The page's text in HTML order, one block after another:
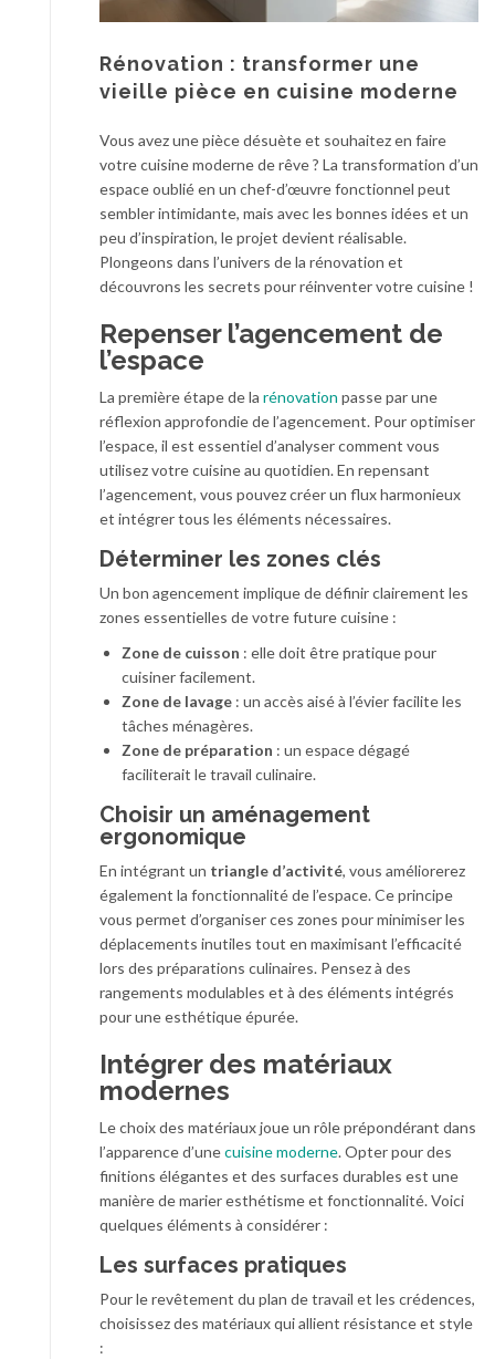
Rénovation : transformer une
vieille pièce en cuisine moderne
Vous avez une pièce désuète et souhaitez en faire
votre cuisine moderne de rêve ? La transformation d’un
espace oublié en un chef-d’œuvre fonctionnel peut
sembler intimidante, mais avec les bonnes idées et un
peu d’inspiration, le projet devient réalisable.
Plongeons dans l’univers de la rénovation et
découvrons les secrets pour réinventer votre cuisine !
Repenser l’agencement de
l’espace
La première étape de la rénovation passe par une
réflexion approfondie de l’agencement. Pour optimiser
l’espace, il est essentiel d’analyser comment vous
utilisez votre cuisine au quotidien. En repensant
l’agencement, vous pouvez créer un flux harmonieux
et intégrer tous les éléments nécessaires.
Déterminer les zones clés
Un bon agencement implique de définir clairement les
zones essentielles de votre future cuisine :
Zone de cuisson : elle doit être pratique pour
cuisiner facilement.
Zone de lavage : un accès aisé à l’évier facilite les
tâches ménagères.
Zone de préparation : un espace dégagé
faciliterait le travail culinaire.
Choisir un aménagement
ergonomique
En intégrant un triangle d’activité, vous améliorerez
également la fonctionnalité de l’espace. Ce principe
vous permet d’organiser ces zones pour minimiser les
déplacements inutiles tout en maximisant l’efficacité
lors des préparations culinaires. Pensez à des
rangements modulables et à des éléments intégrés
pour une esthétique épurée.
Intégrer des matériaux
modernes
Le choix des matériaux joue un rôle prépondérant dans
l’apparence d’unecuisine moderne. Opter pour des
finitions élégantes et des surfaces durables est une
manière de marier esthétisme et fonctionnalité. Voici
quelques éléments à considérer :
Les surfaces pratiques
Pour le revêtement du plan de travail et les crédences,
choisissez des matériaux qui allient résistance et style
: